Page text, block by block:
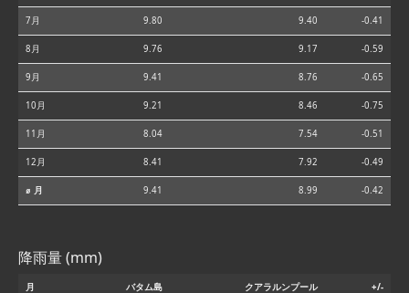
7月 9.80 9.40 -0.41
8月 9.76 9.17 -0.59
9月 9.41 8.76 -0.65
10月 9.21 8.46 -0.75
11月 8.04 7.54 -0.51
12月 8.41 7.92 -0.49
⌀ 月 9.41 8.99 -0.42
降雨量 (mm)
月 バタム島 クアラルンプール +/-